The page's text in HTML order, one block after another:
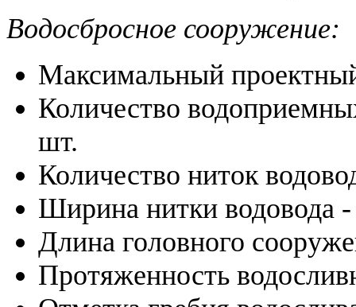
Водосбросное сооружение:
Максимальный
Количество
шт.
Количество ниток
Ширина нитки водовода
Длина головного
Протяженность